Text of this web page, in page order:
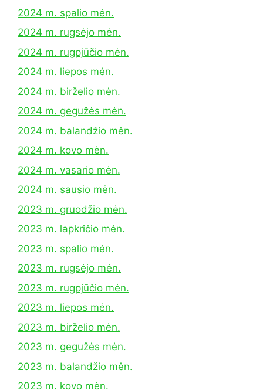
2024 m. spalio mėn.
2024 m. rugsėjo mėn.
2024 m. rugpjūčio mėn.
2024 m. liepos mėn.
2024 m. birželio mėn.
2024 m. gegužės mėn.
2024 m. balandžio mėn.
2024 m. kovo mėn.
2024 m. vasario mėn.
2024 m. sausio mėn.
2023 m. gruodžio mėn.
2023 m. lapkričio mėn.
2023 m. spalio mėn.
2023 m. rugsėjo mėn.
2023 m. rugpjūčio mėn.
2023 m. liepos mėn.
2023 m. birželio mėn.
2023 m. gegužės mėn.
2023 m. balandžio mėn.
2023 m. kovo mėn.